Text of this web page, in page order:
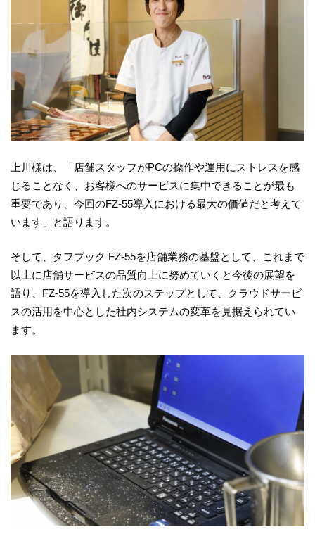
上川様は、「店舗スタッフがPCの操作や運用にストレスを感
じることなく、お客様へのサービスに集中できることが最も
重要であり、今回のFZ-55導入における最大の価値だと考えて
います」と語ります。
そして、タフブック FZ-55を店舗業務の基盤として、これまで
以上に店舗サービスの品質向上に努めていくと今後の展望を
語り、FZ-55を導入した次のステップとして、クラウドサービ
スの活用を中心とした社内システムの変革を見据えられてい
ます。